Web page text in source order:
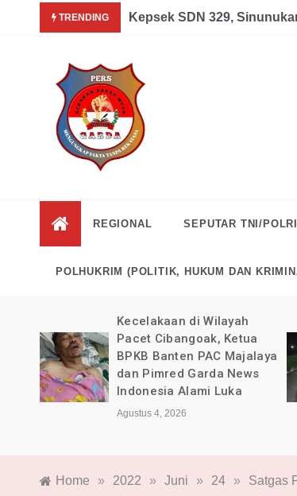
TRENDING
News Indonesia yang Sedang Pemulihan
Kepsek SDN 329,
News
Indonesia
Tanpa Rekayasa
REGIONAL SEPUTAR TNI/POLRI
POLHUKRIM (POLITIK, HUKUM DAN
Kecelakaan di Wilayah
Pacet Cibangoak, Ketua
BPKB Banten PAC Majalaya
dan Pimred Garda News
Indonesia Alami Luka
Agustus 4, 2026
Home » 2022 » Juni » 24 » Satgas